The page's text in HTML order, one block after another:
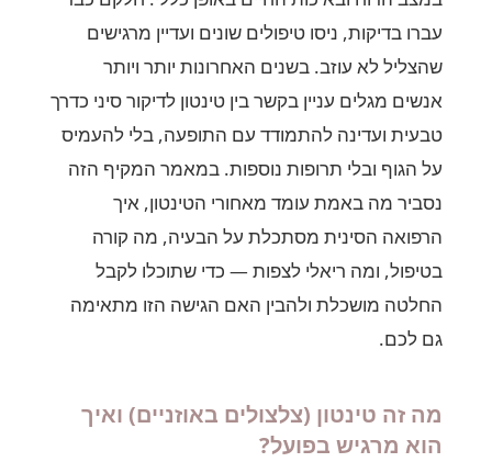
עברו בדיקות, ניסו טיפולים שונים ועדיין מרגישים
שהצליל לא עוזב. בשנים האחרונות יותר ויותר
אנשים מגלים עניין בקשר בין טינטון לדיקור סיני כדרך
טבעית ועדינה להתמודד עם התופעה, בלי להעמיס
על הגוף ובלי תרופות נוספות. במאמר המקיף הזה
נסביר מה באמת עומד מאחורי הטינטון, איך
הרפואה הסינית מסתכלת על הבעיה, מה קורה
בטיפול, ומה ריאלי לצפות — כדי שתוכלו לקבל
החלטה מושכלת ולהבין האם הגישה הזו מתאימה
גם לכם.
מה זה טינטון (צלצולים באוזניים) ואיך
הוא מרגיש בפועל?